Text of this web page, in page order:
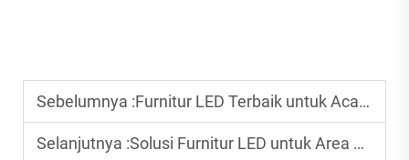
Sebelumnya :Furnitur LED Terbaik untuk Acara Luar Ruangan di Malam Hari
Selanjutnya :Solusi Furnitur LED untuk Area Luar Ruangan Kecil